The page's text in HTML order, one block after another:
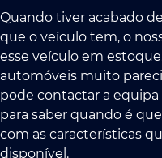
Quando tiver acabado
que o veículo tem, o
esse veículo em
automóveis muito
pode contactar a
para saber quando é
com as características
disponível.